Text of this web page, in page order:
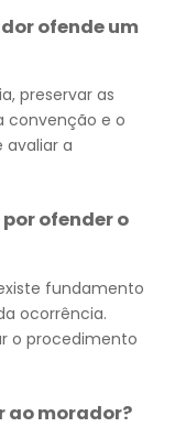
ofende um
preservar as
convenção e o
avaliar a
ofender o
fundamento
ocorrência.
o procedimento
ao morador?